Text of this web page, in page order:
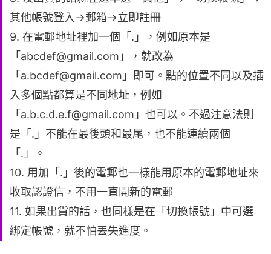
其他帳號登入->郵箱->立即註冊
9. 在電郵地址裡加一個「.」，例如原本是
「abcdef@gmail.com」，就改為
「a.bcdef@gmail.com」即可。點的位置不同以及插
入多個點都算是不同地址，例如
「a.b.c.d.e.f@gmail.com」也可以。不過注意法則
是「.」不能在最後頭和最尾，也不能連續兩個
「.」。
10. 用加「.」後的電郵也一樣能用原本的電郵地址來
收取認證信，不用一直開新的電郵
11. 如果出貨的話，也同樣是在「切換帳號」中可選
綁定帳號，就不怕丟失進度。